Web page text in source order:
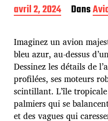
D
a
e
d
e
p
u
b
l
i
avril 2, 2024 Dans
Imaginez un avion
bleu azur, au-dessus
Dessinez les détails de
profilées, ses moteurs
scintillant. L’île
palmiers qui se
et des vagues qui